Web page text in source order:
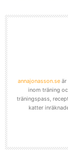
annajonasson.seär
inom träning
träningspass,
katter